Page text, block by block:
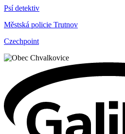
Psí detektiv
Městská policie Trutnov
Czechpoint